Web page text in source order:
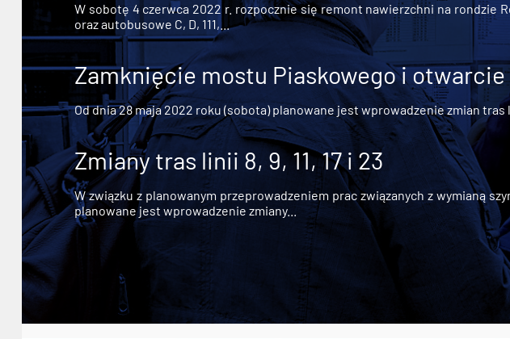
W sobotę 4 czerwca 2022 r. rozpocznie się remont nawierzchni na rondzie
oraz autobusowe C, D, 111,...
Zamknięcie mostu Piaskowego i
Od dnia 28 maja 2022 roku (sobota) planowane jest wprowadzenie zmian
Zmiany tras linii 8, 9, 11, 17 i 23
W związku z planowanym przeprowadzeniem prac związanych z wymianą
planowane jest wprowadzenie zmiany...